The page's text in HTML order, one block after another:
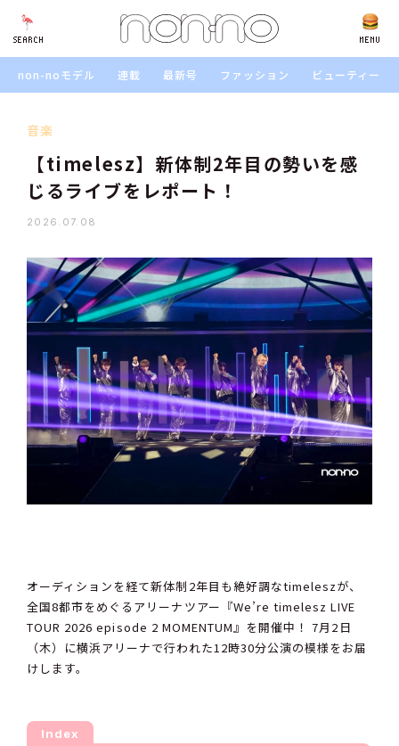
SEARCH MENU
SEARCH
non-noモデル 連載 最新号 ファッション ビューティー
音楽
【timelesz】新体制2年目の勢いを感
じるライブをレポート！
2026.07.08
オーディションを経て新体制2年目も絶好調なtimeleszが、
全国8都市をめぐるアリーナツアー『We’re timelesz LIVE
TOUR 2026 episode 2 MOMENTUM』を開催中！ 7月2日
（木）に横浜アリーナで行われた12時30分公演の模様をお届
けします。
Index